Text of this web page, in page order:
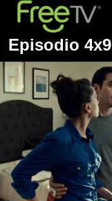
Episodio 4x9